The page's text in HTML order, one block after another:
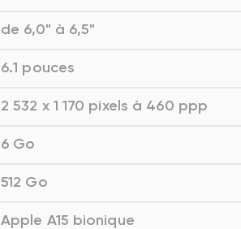
de 6,0" à 6,5"
6.1 pouces
2 532 x 1 170 pixels à 460 ppp
6 Go
512 Go
Apple A15 bionique